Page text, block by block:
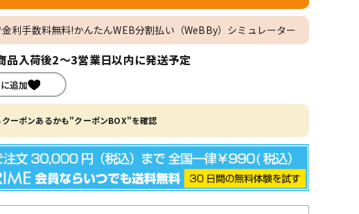
利手数料無料!かんたんWEB分割払い（WeBBy）シミュレーター
品入荷後2～3営業日以内に発送予定
追加
クーポンあるかも"クーポンBOX"を確認